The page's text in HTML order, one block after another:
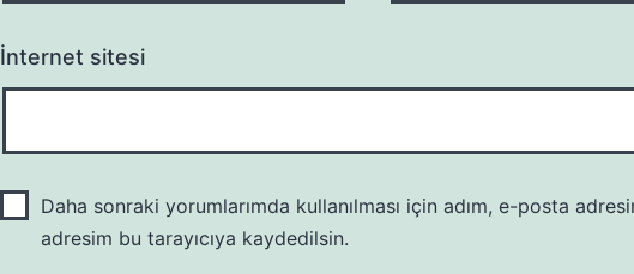
İnternet sitesi
Daha sonraki yorumlarımda kullanılması için adım, e-posta
adresim bu tarayıcıya kaydedilsin.